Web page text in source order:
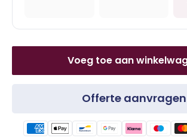
Voeg toe aan
Offerte aanvragen